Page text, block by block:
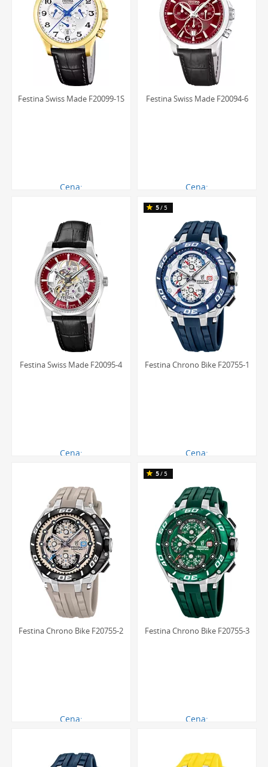
Festina Swiss Made F20099-1S
Cena:
Festina Swiss Made F20094-6
Cena:
Festina Swiss Made F20095-4
Cena:
Festina Chrono Bike F20755-1
Cena:
5/5
Festina Chrono Bike F20755-2
Cena:
Festina Chrono Bike F20755-3
Cena:
5/5